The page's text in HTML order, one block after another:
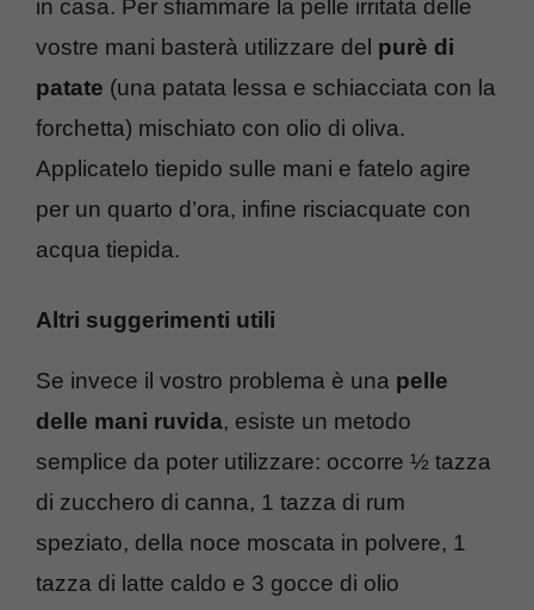
in casa. Per sfiammare la pelle irritata delle
vostre mani basterà utilizzare del purè di
patate (una patata lessa e schiacciata con la
forchetta) mischiato con olio di oliva.
Applicatelo tiepido sulle mani e fatelo agire
per un quarto d’ora, infine risciacquate con
acqua tiepida.
Altri suggerimenti utili
Se invece il vostro problema è una pelle
delle mani ruvida, esiste un metodo
semplice da poter utilizzare: occorre ½ tazza
di zucchero di canna, 1 tazza di rum
speziato, della noce moscata in polvere, 1
tazza di latte caldo e 3 gocce di olio